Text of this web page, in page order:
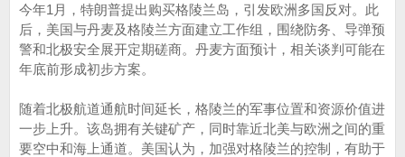
今年1月，特朗普提出购买格陵兰岛，引发欧洲多国反对。此
后，美国与丹麦及格陵兰方面建立工作组，围绕防务、导弹预
警和北极安全展开定期磋商。丹麦方面预计，相关谈判可能在
年底前形成初步方案。
随着北极航道通航时间延长，格陵兰的军事位置和资源价值进
一步上升。该岛拥有关键矿产，同时靠近北美与欧洲之间的重
要空中和海上通道。美国认为，加强对格陵兰的控制，有助于